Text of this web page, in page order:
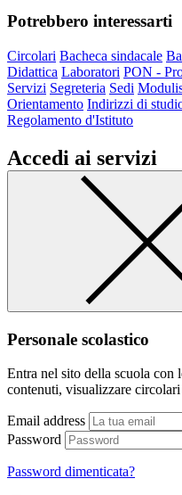
Potrebbero interessarti
Circolari Bacheca sindacale
Didattica Laboratori PON -
Servizi Segreteria Sedi
Orientamento Indirizzi di
Regolamento d'Istituto
Accedi ai servizi
Personale scolastico
Entra nel sito della scuola con
contenuti, visualizzare
Email address
Password
Password dimenticata?